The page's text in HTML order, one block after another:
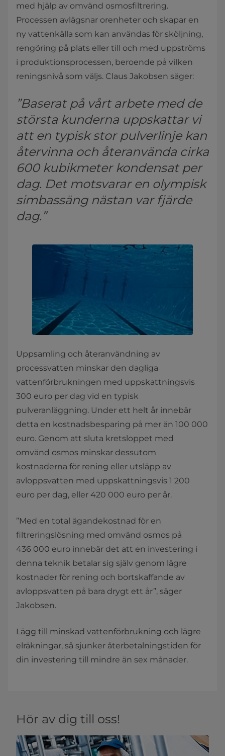
med hjälp av omvänd osmosfiltrering.
Processen avlägsnar orenheter och skapar en
ny vattenkälla som kan användas för sköljning,
rengöring på plats eller till och med uppströms
i produktionsprocessen, beroende på vilken
reningsnivå som väljs. Claus Jakobsen säger:
”Baserat på vårt arbete med de
största kunderna uppskattar vi
att en typisk stor pulverlinje kan
återvinna och återanvända cirka
600 kubikmeter kondensat per
dag. Det motsvarar en olympisk
simbassäng nästan var fjärde
dag.”
Uppsamling och återanvändning av
processvatten minskar den dagliga
vattenförbrukningen med uppskattningsvis
300 euro per dag vid en typisk
pulveranläggning. Under ett helt år innebär
detta en kostnadsbesparing på mer än 100 000
euro. Genom att sluta kretsloppet med
omvänd osmos minskar dessutom
kostnaderna för rening eller utsläpp av
avloppsvatten med uppskattningsvis 1 200
euro per dag, eller 420 000 euro per år.
”Med en total ägandekostnad för en
filtreringslösning med omvänd osmos på
436 000 euro innebär det att en investering i
denna teknik betalar sig själv genom lägre
kostnader för rening och bortskaffande av
avloppsvatten på bara drygt ett år”, säger
Jakobsen.
Lägg till minskad vattenförbrukning och lägre
elräkningar, så sjunker återbetalningstiden för
din investering till mindre än sex månader.
Hör av dig till oss!